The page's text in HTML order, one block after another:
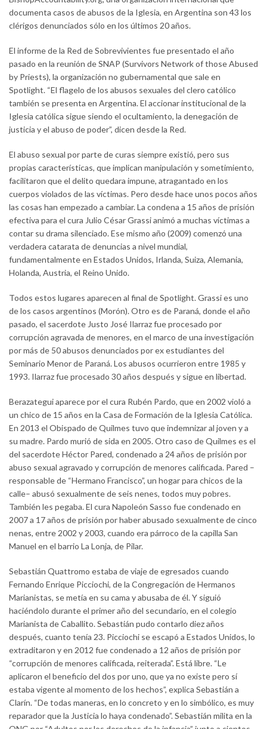
documenta casos de abusos de la Iglesia, en Argentina son 43 los
clérigos denunciados sólo en los últimos 20 años.
El informe de la Red de Sobrevivientes fue presentado el año
pasado en la reunión de SNAP (Survivors Network of those Abused
by Priests), la organización no gubernamental que sale en
Spotlight. “El flagelo de los abusos sexuales del clero católico
también se presenta en Argentina. El accionar institucional de la
Iglesia católica sigue siendo el ocultamiento, la denegación de
justicia y el abuso de poder”, dicen desde la Red.
El abuso sexual por parte de curas siempre existió, pero sus
propias características, que implican manipulación y sometimiento,
facilitaron que el delito quedara impune, atragantado en los
cuerpos violados de las víctimas. Pero desde hace unos pocos años
las cosas han empezado a cambiar. La condena a 15 años de prisión
efectiva para el cura Julio César Grassi animó a muchas víctimas a
contar su drama silenciado. Ese mismo año (2009) comenzó una
verdadera catarata de denuncias a nivel mundial,
fundamentalmente en Estados Unidos, Irlanda, Suiza, Alemania,
Holanda, Austria, el Reino Unido.
Todos estos lugares aparecen al final de Spotlight. Grassi es uno
de los casos argentinos (Morón). Otro es de Paraná, donde el año
pasado, el sacerdote Justo José Ilarraz fue procesado por
corrupción agravada de menores, en el marco de una investigación
por más de 50 abusos denunciados por ex estudiantes del
Seminario Menor de Paraná. Los abusos ocurrieron entre 1985 y
1993. Ilarraz fue procesado 30 años después y sigue en libertad.
Berazategui aparece por el cura Rubén Pardo, que en 2002 violó a
un chico de 15 años en la Casa de Formación de la Iglesia Católica.
En 2013 el Obispado de Quilmes tuvo que indemnizar al joven y a
su madre. Pardo murió de sida en 2005. Otro caso de Quilmes es el
del sacerdote Héctor Pared, condenado a 24 años de prisión por
abuso sexual agravado y corrupción de menores calificada. Pared –
responsable de “Hermano Francisco”, un hogar para chicos de la
calle– abusó sexualmente de seis nenes, todos muy pobres.
También les pegaba. El cura Napoleón Sasso fue condenado en
2007 a 17 años de prisión por haber abusado sexualmente de cinco
nenas, entre 2002 y 2003, cuando era párroco de la capilla San
Manuel en el barrio La Lonja, de Pilar.
Sebastián Quattromo estaba de viaje de egresados cuando
Fernando Enrique Picciochi, de la Congregación de Hermanos
Marianistas, se metía en su cama y abusaba de él. Y siguió
haciéndolo durante el primer año del secundario, en el colegio
Marianista de Caballito. Sebastián pudo contarlo diez años
después, cuanto tenía 23. Picciochi se escapó a Estados Unidos, lo
extraditaron y en 2012 fue condenado a 12 años de prisión por
“corrupción de menores calificada, reiterada”. Está libre. “Le
aplicaron el beneficio del dos por uno, que ya no existe pero sí
estaba vigente al momento de los hechos”, explica Sebastián a
Clarín. “De todas maneras, en lo concreto y en lo simbólico, es muy
reparador que la Justicia lo haya condenado”. Sebastián milita en la